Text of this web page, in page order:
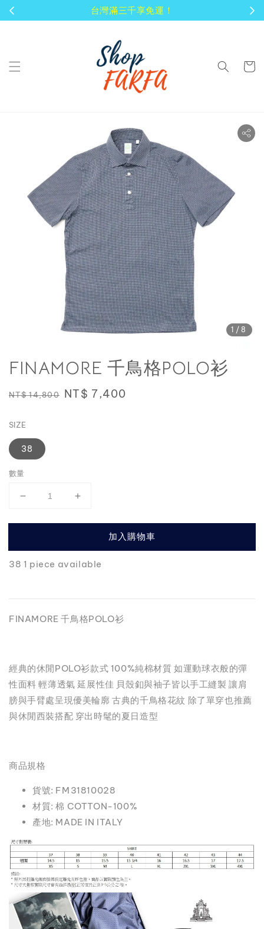
顧客享有商品到貨七天鑑賞期！
1 /8
FINAMORE 千鳥格POLO衫
Regular
NT$ 14,800 Sale
NT$ 7,400
SIZE
38
數量
加入購物車
38 1 piece available
FINAMORE 千鳥格POLO衫
經典的休閒POLO衫款式 100%純棉材質 如運動球衣般的彈
性面料 輕薄透氣 延展性佳 貝殼釦與袖子皆以手工縫製 讓肩
膀與手臂處呈現優美輪廓 古典的千鳥格花紋 除了單穿也推薦
與休閒西裝搭配 穿出時髦的夏日造型
商品規格
貨號: FM31810028
材質: 棉 COTTON-100%
產地: MADE IN ITALY